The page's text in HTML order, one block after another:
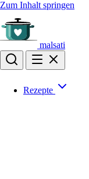
Zum Inhalt springen
malsati
Rezepte